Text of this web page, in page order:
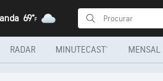
69°F
RADAR MINUTECAST® MENSAL